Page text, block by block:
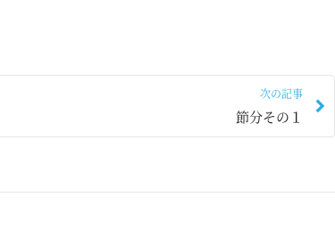
次の記事
節分その１